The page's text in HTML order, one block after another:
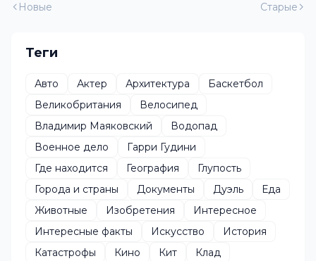
Новые Старые
Теги
Авто Актер Архитектура
Баскетбол
Великобритания
Велосипед
Владимир Маяковский
Водопад
Военное дело
Гарри Гудини
Где находится
География
Глупость
Города и страны
Документы Дуэль
Еда
Животные
Изобретения
Интересное
Интересные факты
Искусство
История
Катастрофы
Кино Кит
Клад